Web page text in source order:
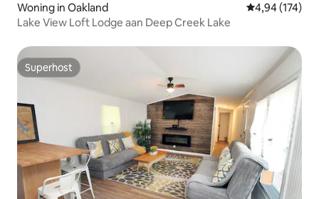
Woning in Oakland Gemiddelde
4,94 (174)
Lake View Loft Lodge aan Deep Creek Lake
Superhost
Superhost